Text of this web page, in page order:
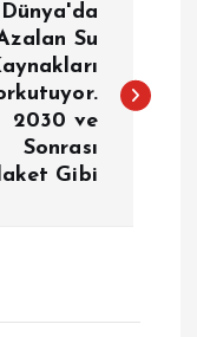
Dünya'da
Su
2030 ve
Sonrası
Gibi